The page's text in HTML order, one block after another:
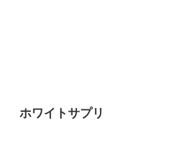
ホワイトサプリ